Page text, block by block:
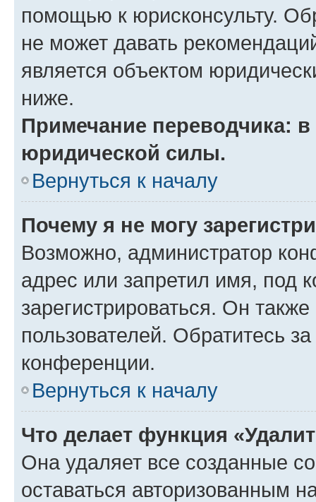
помощью к юрисконсульту.
не может давать
является объектом
ниже.
Примечание переводчика:
юридической силы.
Вернуться к началу
Почему я не могу
Возможно, администратор
адрес или запретил имя, под
зарегистрироваться. Он
пользователей. Обратитесь
конференции.
Вернуться к началу
Что делает функция
Она удаляет все созданные
оставаться авторизованным